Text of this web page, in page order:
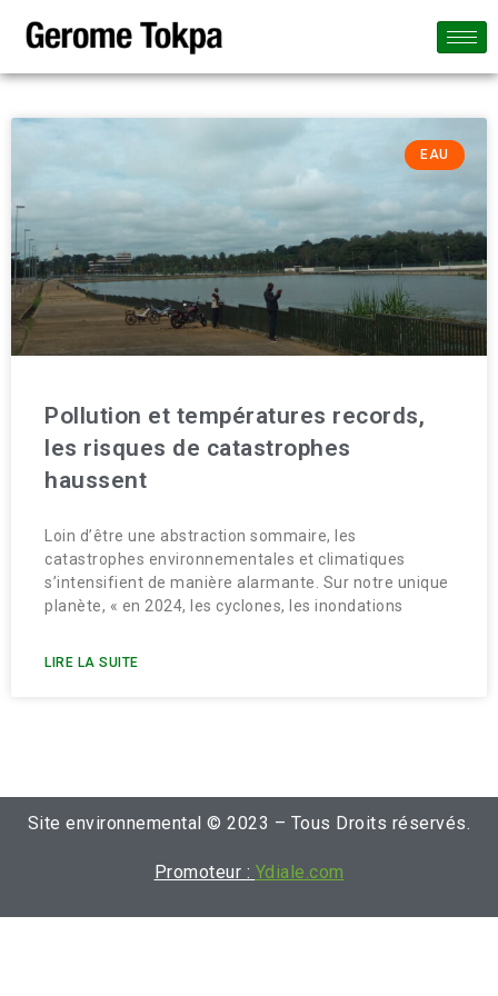
EAU
Pollution et températures records,
les risques de catastrophes
haussent
Loin d’être une abstraction sommaire, les
catastrophes environnementales et climatiques
s’intensifient de manière alarmante. Sur notre unique
planète, « en 2024, les cyclones, les inondations
LIRE LA SUITE
Site environnemental © 2023 – Tous Droits réservés.
Promoteur : Ydiale.com